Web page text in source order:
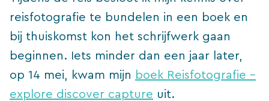
reisfotografie te bundelen in een boek en
bij thuiskomst kon het schrijfwerk gaan
beginnen. Iets minder dan een jaar later,
op 14 mei, kwam mijn boek Reisfotografie –
explore discover capture uit.